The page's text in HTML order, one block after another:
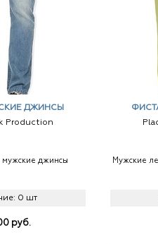
ДЖИНСЫ
Production
мужские джинсы
0 шт
руб.
Мужские